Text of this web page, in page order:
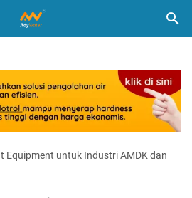
Equipment untuk Industri AMDK dan